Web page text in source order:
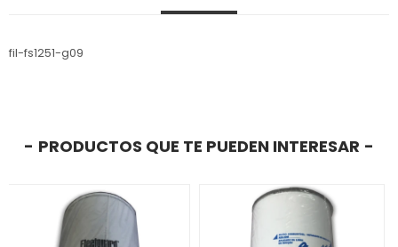
fil-fs1251-g09
PRODUCTOS QUE TE PUEDEN INTERESAR